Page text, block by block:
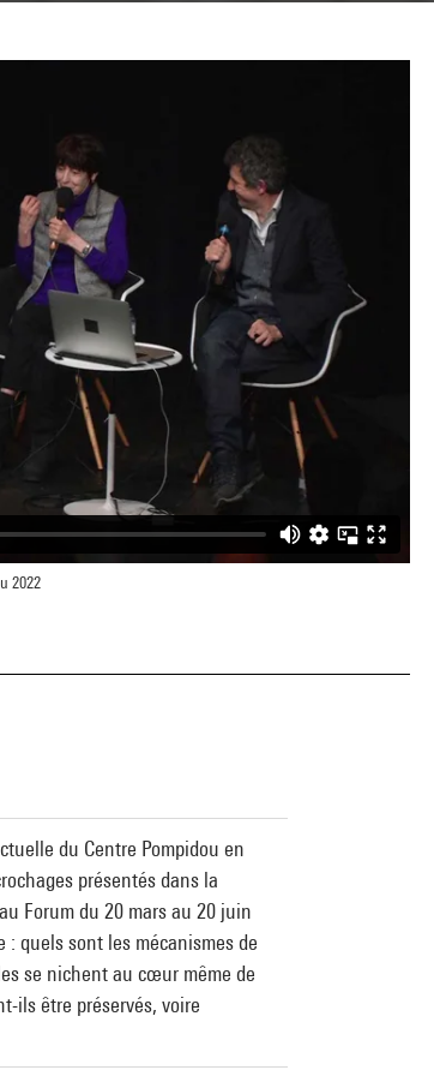
2022
du Centre Pompidou en
présentés dans la
Forum du 20 mars au 20 juin
quels sont les mécanismes de
se nichent au cœur même de
ils être préservés, voire